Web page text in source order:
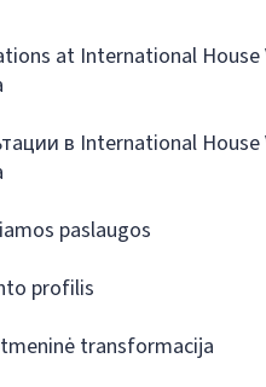
at International House
в International House
paslaugos
profilis
transformacija